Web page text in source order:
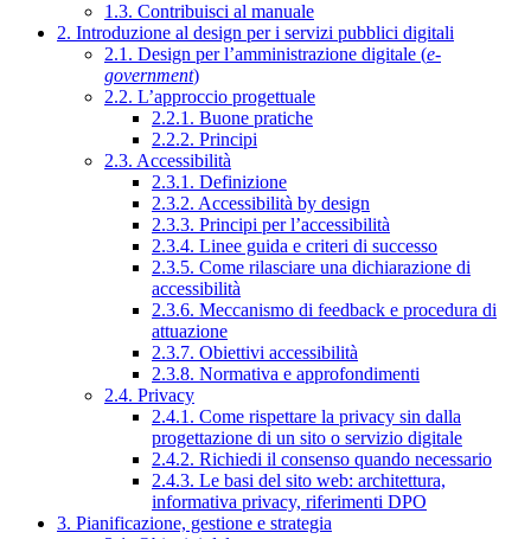
1.3. Contribuisci al manuale
2. Introduzione al design per i servizi pubblici digitali
2.1. Design per l’amministrazione digitale (e-
government)
2.2. L’approccio progettuale
2.2.1. Buone pratiche
2.2.2. Principi
2.3. Accessibilità
2.3.1. Definizione
2.3.2. Accessibilità by design
2.3.3. Principi per l’accessibilità
2.3.4. Linee guida e criteri di successo
2.3.5. Come rilasciare una dichiarazione di
accessibilità
2.3.6. Meccanismo di feedback e procedura di
attuazione
2.3.7. Obiettivi accessibilità
2.3.8. Normativa e approfondimenti
2.4. Privacy
2.4.1. Come rispettare la privacy sin dalla
progettazione di un sito o servizio digitale
2.4.2. Richiedi il consenso quando necessario
2.4.3. Le basi del sito web: architettura,
informativa privacy, riferimenti DPO
3. Pianificazione, gestione e strategia